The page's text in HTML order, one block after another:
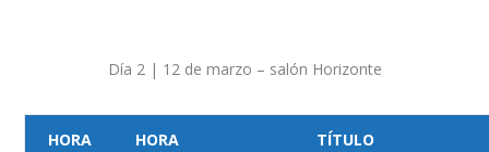
Día 2 | 12 de marzo – salón Horizonte
HORA
HORA
TÍTULO